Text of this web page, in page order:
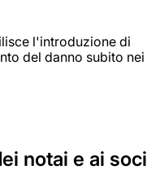
l'introduzione di
del danno subito nei
notai e ai soci